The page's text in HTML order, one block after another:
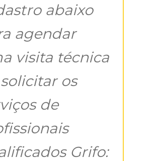
abaixo
agendar
visita técnica
os
de
Grifo: